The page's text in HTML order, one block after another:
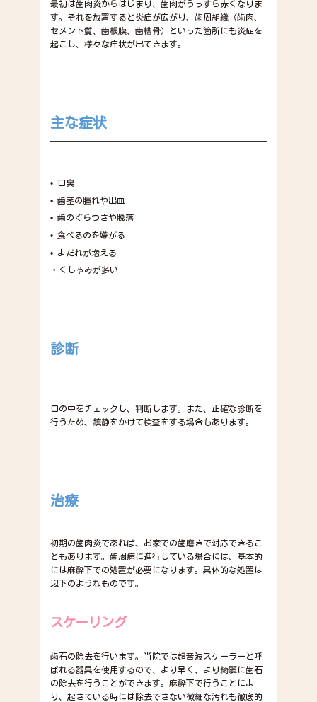
最初は歯肉炎からはじまり、歯肉がうっすら赤くなりま
す。それを放置すると炎症が広がり、歯周組織（歯肉、
セメント質、歯根膜、歯槽骨）といった箇所にも炎症を
起こし、様々な症状が出てきます。
主な症状
• 口臭
• 歯茎の腫れや出血
• 歯のぐらつきや脱落
• 食べるのを嫌がる
• よだれが増える
・くしゃみが多い
診断
口の中をチェックし、判断します。また、正確な診断を
行うため、鎮静をかけて検査をする場合もあります。
治療
初期の歯肉炎であれば、お家での歯磨きで対応できるこ
ともあります。歯周病に進行している場合には、基本的
には麻酔下での処置が必要になります。具体的な処置は
以下のようなものです。
スケーリング
歯石の除去を行います。当院では超音波スケーラーと呼
ばれる器具を使用するので、より早く、より綺麗に歯石
の除去を行うことができます。麻酔下で行うことによ
り、起きている時には除去できない微細な汚れも徹底的